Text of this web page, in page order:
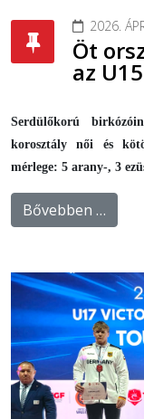
2026.
Öt
az
Serdülőkorú
korosztály női és
mérlege: 5 arany-, 3
Bővebben …